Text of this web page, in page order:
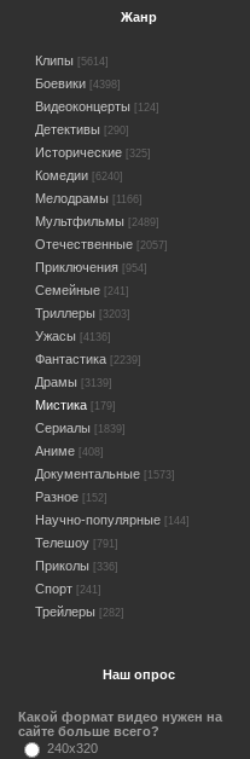
Жанр
Клипы [5614]
Боевики [4398]
Видеоконцерты [124]
Детективы [290]
Исторические [325]
Комедии [6240]
Мелодрамы [1166]
Мультфильмы [2489]
Отечественные [2057]
Приключения [954]
Семейные [241]
Триллеры [3203]
Ужасы [4136]
Фантастика [2239]
Драмы [3139]
Мистика [179]
Сериалы [1839]
Аниме [408]
Документальные [1573]
Разное [152]
Научно-популярные [144]
Телешоу [791]
Приколы [336]
Спорт [241]
Трейлеры [282]
Наш опрос
Какой формат видео нужен на
сайте больше всего?
240x320